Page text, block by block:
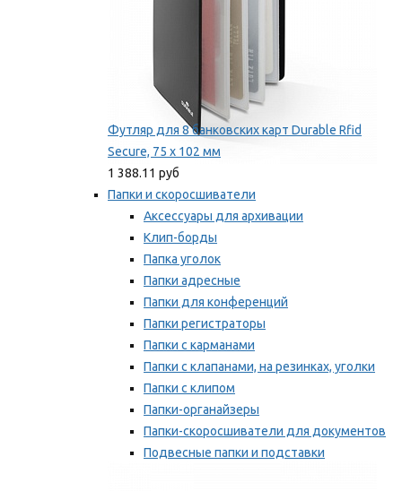
Футляр для 8 банковских карт Durable Rfid
Secure, 75 х 102 мм
1 388.11 руб
Папки и скоросшиватели
Аксессуары для архивации
Клип-борды
Папка уголок
Папки адресные
Папки для конференций
Папки регистраторы
Папки с карманами
Папки с клапанами, на резинках, уголки
Папки с клипом
Папки-органайзеры
Папки-скоросшиватели для документов
Подвесные папки и подставки